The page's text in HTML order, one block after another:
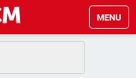
MENU